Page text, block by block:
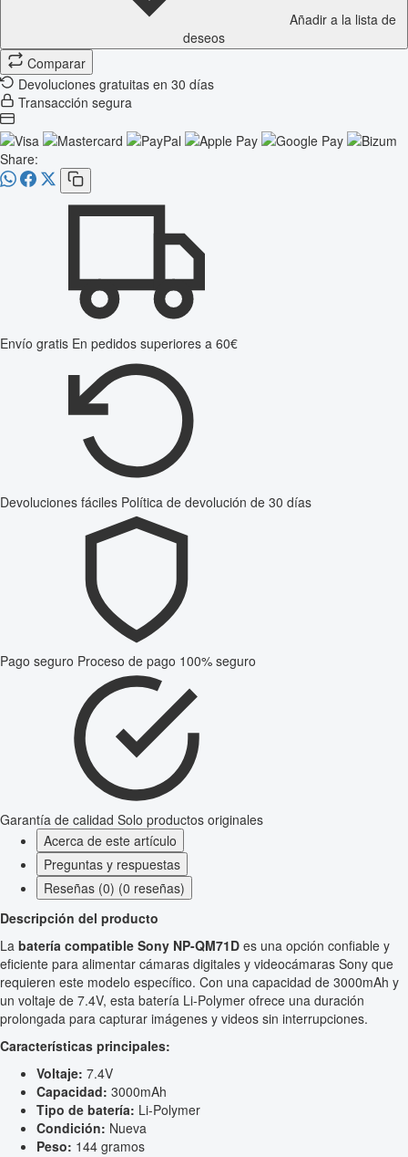
Añadir a la lista de
deseos
Comparar
Devoluciones gratuitas en 30 días
Transacción segura
Share:
Envío gratis En pedidos superiores a 60€
Devoluciones fáciles Política de devolución de 30 días
Pago seguro Proceso de pago 100% seguro
Garantía de calidad Solo productos originales
Acerca de este artículo
Preguntas y respuestas
Reseñas (0) (0 reseñas)
Descripción del producto
La batería compatible Sony NP-QM71D es una opción confiable y
eficiente para alimentar cámaras digitales y videocámaras Sony que
requieren este modelo específico. Con una capacidad de 3000mAh y
un voltaje de 7.4V, esta batería Li-Polymer ofrece una duración
prolongada para capturar imágenes y videos sin interrupciones.
Características principales:
Voltaje: 7.4V
Capacidad: 3000mAh
Tipo de batería: Li-Polymer
Condición: Nueva
Peso: 144 gramos